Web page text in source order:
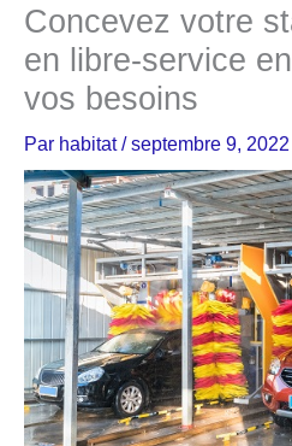
Concevez votre
en libre-service
vos besoins
Par habitat/septembre 9, 2022